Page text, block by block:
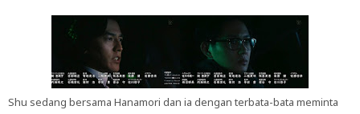
Shu sedang bersama Hanamori dan ia dengan terbata-bata meminta